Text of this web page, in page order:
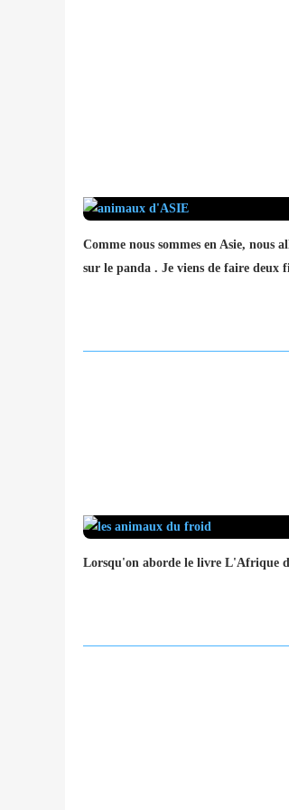
Comme nous sommes en Asie,
sur le panda . Je viens de faire deux
Lorsqu'on aborde le livre L'Afrique